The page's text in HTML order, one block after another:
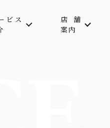
ビス
店舗
案内